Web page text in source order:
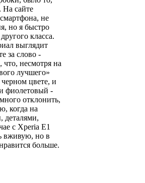
На сайте
не
но я быстро
класса.
выглядит
за слово -
несмотря на
лучшего»
цвете, и
фиолетовый -
отклонить,
когда на
деталями,
с Xperia E1
вживую, но в
больше.